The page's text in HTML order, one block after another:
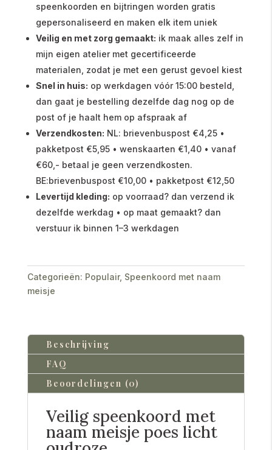
speenkoorden en bijtringen worden gratis
gepersonaliseerd en maken elk item uniek
Veilig en met zorg gemaakt: ik maak alles zelf in
mijn eigen atelier met gecertificeerde
materialen, zodat je met een gerust gevoel kiest
Snel in huis: op werkdagen vóór 15:00 besteld,
dan gaat je bestelling dezelfde dag nog op de
post of je haalt hem op afspraak af
Verzendkosten: NL: brievenbuspost €4,25 •
pakketpost €5,95 • wenskaarten €1,40 • vanaf
€60,- betaal je geen verzendkosten.
BE:brievenbuspost €10,00 • pakketpost €12,50
Levertijd kleding: op voorraad? dan verzend ik
dezelfde werkdag • op maat gemaakt? dan
verstuur ik binnen 1–3 werkdagen
Categorieën: Populair, Speenkoord met naam
meisje
Beschrijving
FAQ
Beoordelingen (0)
Veilig speenkoord met
naam meisje poes licht